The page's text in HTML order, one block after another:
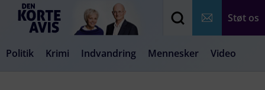
Støt os
Politik Krimi Indvandring Mennesker Video